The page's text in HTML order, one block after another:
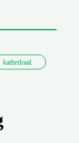
kathedraal